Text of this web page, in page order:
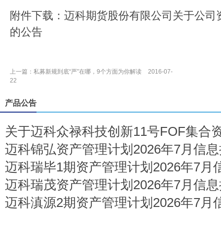
附件下载： 迈科期货股份有限公司关于公
的公告
上一篇： 私募新规到底“严”在哪，9个方面为你解读
2016-07-
22
产品公告
关于迈科众禄科技创新11号FOF集合
迈科锦弘资产管理计划2026年7月信
迈科瑞毕1期资产管理计划2026年7月
迈科瑞茂资产管理计划2026年7月信
迈科滇源2期资产管理计划2026年7月